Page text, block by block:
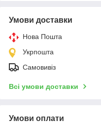
Умови доставки
Нова Пошта
Укрпошта
Самовивіз
Всі умови доставки
Умови оплати